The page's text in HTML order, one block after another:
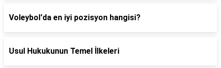
Voleybol'da en iyi pozisyon hangisi?
Usul Hukukunun Temel İlkeleri